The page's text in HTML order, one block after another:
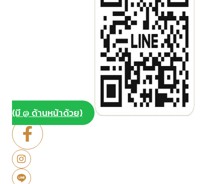
(มี @ ด้านหน้าด้วย)